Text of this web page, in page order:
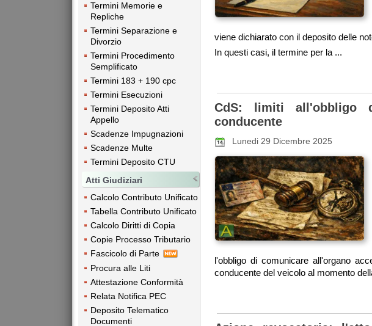
Termini Memorie e
Repliche
Termini Separazione e
Divorzio
Termini Procedimento
Semplificato
Termini 183 + 190 cpc
Termini Esecuzioni
Termini Deposito Atti
Appello
Scadenze Impugnazioni
Scadenze Multe
Termini Deposito CTU
Atti Giudiziari
Calcolo Contributo Unificato
Tabella Contributo Unificato
Calcolo Diritti di Copia
Copie Processo Tributario
Fascicolo di Parte
Procura alle Liti
Attestazione Conformità
Relata Notifica PEC
Deposito Telematico
Documenti
viene dichiarato con il deposito delle
In questi casi, il termine per la ...
CdS: limiti all'obbligo
conducente
Lunedi 29 Dicembre 2025
l'obbligo di comunicare all'organo
conducente del veicolo al momento